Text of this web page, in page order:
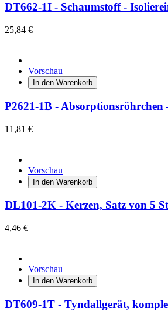
DT662-1I - Schaumstoff -
25,84 €
Vorschau
In den Warenkorb
P2621-1B - Absorptionsröhrchen
11,81 €
Vorschau
In den Warenkorb
DL101-2K - Kerzen, Satz von 5
4,46 €
Vorschau
In den Warenkorb
DT609-1T - Tyndallgerät,